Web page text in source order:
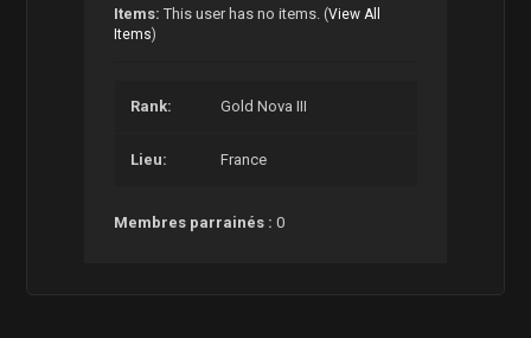
Items: This user has no items. (View All
Items)
Rank: Gold Nova III
Lieu: France
Membres parrainés :0